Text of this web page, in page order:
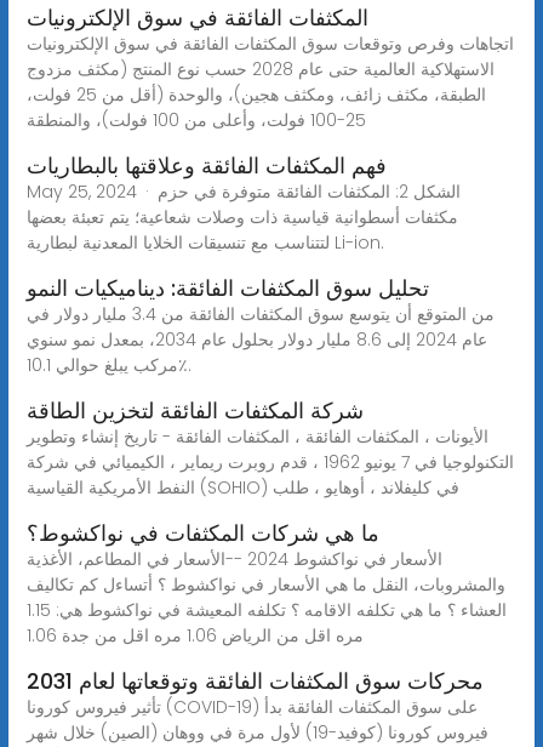
المكثفات الفائقة في سوق الإلكترونيات
اتجاهات وفرص وتوقعات سوق المكثفات الفائقة في سوق الإلكترونيات
الاستهلاكية العالمية حتى عام 2028 حسب نوع المنتج (مكثف مزدوج
الطبقة، مكثف زائف، ومكثف هجين)، والوحدة (أقل من 25 فولت،
25-100 فولت، وأعلى من 100 فولت)، والمنطقة
فهم المكثفات الفائقة وعلاقتها بالبطاريات
May 25, 2024 · الشكل 2: المكثفات الفائقة متوفرة في حزم
مكثفات أسطوانية قياسية ذات وصلات شعاعية؛ يتم تعبئة بعضها
لتتناسب مع تنسيقات الخلايا المعدنية لبطارية Li-ion.
تحليل سوق المكثفات الفائقة: ديناميكيات النمو
من المتوقع أن يتوسع سوق المكثفات الفائقة من 3.4 مليار دولار في
عام 2024 إلى 8.6 مليار دولار بحلول عام 2034، بمعدل نمو سنوي
مركب يبلغ حوالي 10.1٪.
شركة المكثفات الفائقة لتخزين الطاقة
الأيونات ، المكثفات الفائقة ، المكثفات الفائقة - تاريخ إنشاء وتطوير
التكنولوجيا في 7 يونيو 1962 ، قدم روبرت ريماير ، الكيميائي في شركة
النفط الأمريكية القياسية (SOHIO) في كليفلاند ، أوهايو ، طلب
ما هي شركات المكثفات في نواكشوط؟
الأسعار في نواكشوط 2024 --الأسعار في المطاعم، الأغذية
والمشروبات، النقل ما هي الأسعار في نواكشوط ؟ أتساءل كم تكاليف
العشاء ؟ ما هي تكلفه الاقامه ؟ تكلفه المعيشة في نواكشوط هي: 1.15
مره اقل من الرياض 1.06 مره اقل من جدة 1.06
محركات سوق المكثفات الفائقة وتوقعاتها لعام 2031
تأثير فيروس كورونا (COVID-19) على سوق المكثفات الفائقة بدأ
فيروس كورونا (كوفيد-19) لأول مرة في ووهان (الصين) خلال شهر